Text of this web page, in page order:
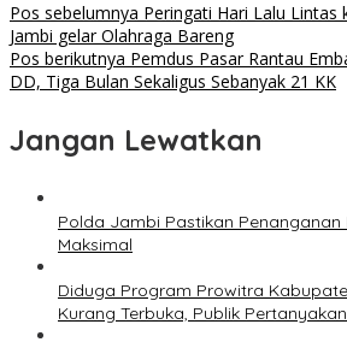
Pos sebelumnya Peringati Hari Lalu Lintas
Jambi gelar Olahraga Bareng
Pos berikutnya Pemdus Pasar Rantau
DD, Tiga Bulan Sekaligus Sebanyak 21 KK
Jangan Lewatkan
Polda Jambi Pastikan Penanganan
Maksimal
Diduga Program Prowitra
Kurang Terbuka, Publik